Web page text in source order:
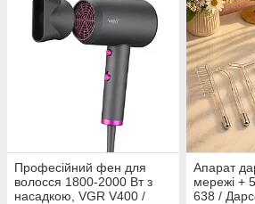
Професійний фен для
волосся 1800-2000 Вт з
насадкою, VGR V400 /
Апарат
мережі +
638 /